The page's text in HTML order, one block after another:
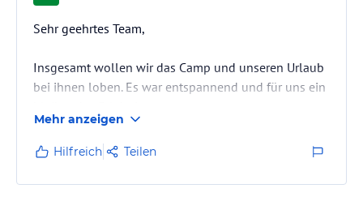
Sehr geehrtes Team,
Insgesamt wollen wir das Camp und unseren Urlaub
bei ihnen loben. Es war entspannend und für uns ein
Jedoch möchten wir ihnen auch sachdienliche
Hinweise geben. Uns sind ein paar Punkte
aufgefallen, die einen ersten Urlaub im Camp
Regenbogen unnötig kompliziert gestalten oder
Mehr anzeigen
Hilfreich Teilen